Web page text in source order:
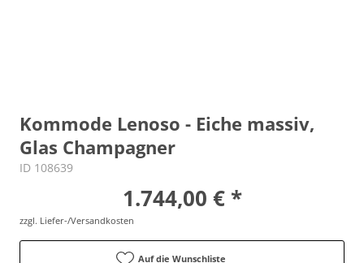
Kommode Lenoso - Eiche massiv,
Glas Champagner
ID 108639
1.744,00 € *
zzgl. Liefer-/Versandkosten
Auf die Wunschliste